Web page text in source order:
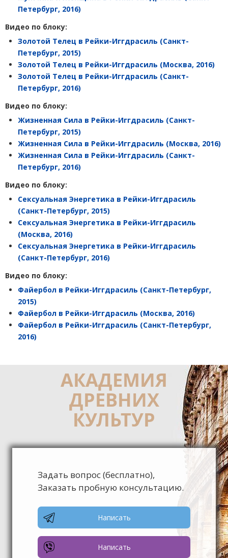
Петербург, 2016)
Видео по блоку:
Золотой Телец в Рейки-Иггдрасиль (Санкт-
Петербург, 2015)
Золотой Телец в Рейки-Иггдрасиль (Москва, 2016)
Золотой Телец в Рейки-Иггдрасиль (Санкт-
Петербург, 2016)
Видео по блоку:
Жизненная Сила в Рейки-Иггдрасиль (Санкт-
Петербург, 2015)
Жизненная Сила в Рейки-Иггдрасиль (Москва, 2016)
Жизненная Сила в Рейки-Иггдрасиль (Санкт-
Петербург, 2016)
Видео по блоку:
Сексуальная Энергетика в Рейки-Иггдрасиль
(Санкт-Петербург, 2015)
Сексуальная Энергетика в Рейки-Иггдрасиль
(Москва, 2016)
Сексуальная Энергетика в Рейки-Иггдрасиль
(Санкт-Петербург, 2016)
Видео по блоку:
Файербол в Рейки-Иггдрасиль (Санкт-Петербург,
2015)
Файербол в Рейки-Иггдрасиль (Москва, 2016)
Файербол в Рейки-Иггдрасиль (Санкт-Петербург,
2016)
АКАДЕМИЯ
ДРЕВНИХ
КУЛЬТУР
Задать вопрос (бесплатно),
Заказать пробную консультацию.
Написать
Написать